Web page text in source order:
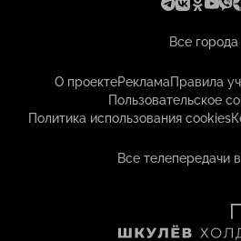
Все города
О проектеРекламаПравила
Пользовательское
Политика использования cookies
Все телепередачи